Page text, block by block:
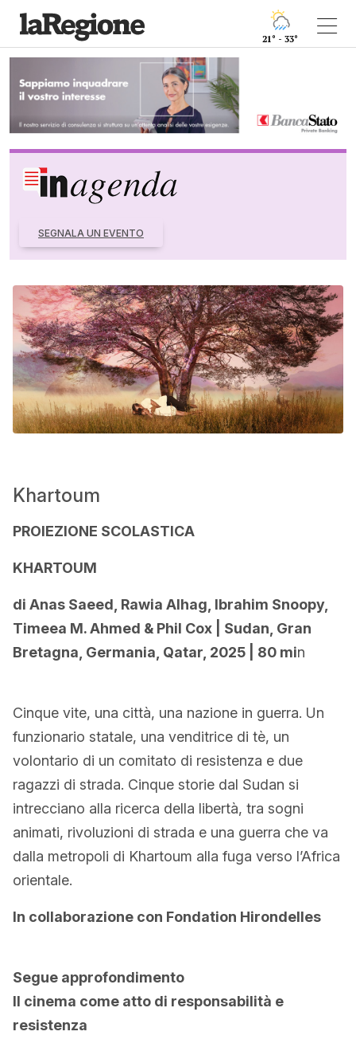
21° - 33°
SEGNALA UN EVENTO
Khartoum
PROIEZIONE SCOLASTICA
KHARTOUM
di Anas Saeed, Rawia Alhag, Ibrahim Snoopy,
Timeea M. Ahmed & Phil Cox | Sudan, Gran
Bretagna, Germania, Qatar, 2025 | 80 min
Cinque vite, una città, una nazione in guerra. Un
funzionario statale, una venditrice di tè, un
volontario di un comitato di resistenza e due
ragazzi di strada. Cinque storie dal Sudan si
intrecciano alla ricerca della libertà, tra sogni
animati, rivoluzioni di strada e una guerra che va
dalla metropoli di Khartoum alla fuga verso l’Africa
orientale.
In collaborazione con Fondation Hirondelles
Segue approfondimento
Il cinema come atto di responsabilità e
resistenza